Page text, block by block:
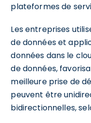
plateformes de
Les entreprises
de données et
données dans le
de données,
meilleure prise de
peuvent être
bidirectionnelles,